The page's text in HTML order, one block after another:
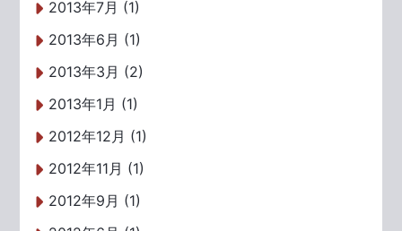
2013年7月 (1)
2013年6月 (1)
2013年3月 (2)
2013年1月 (1)
2012年12月 (1)
2012年11月 (1)
2012年9月 (1)